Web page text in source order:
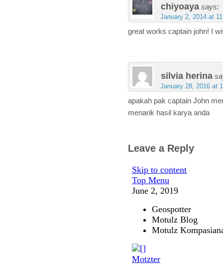
chiyoaya says:
January 2, 2014 at
great works captain john! I
silvia herina
January 28, 2016 at
apakah pak captain John
menarik hasil karya anda
Leave a Reply